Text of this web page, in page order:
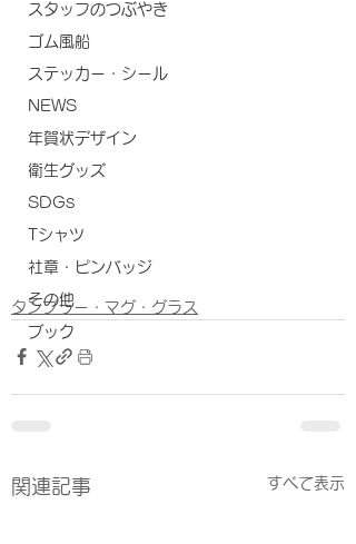
スタッフのつぶやき
ゴム風船
ステッカー・シール
NEWS
年賀状デザイン
衛生グッズ
SDGs
Tシャツ
社章・ピンバッジ
その他
ブック
タンブラー・マグ・グラス
関連記事 すべて表示